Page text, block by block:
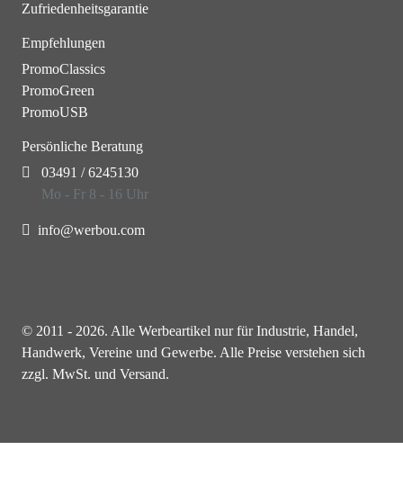
Zufriedenheitsgarantie
Empfehlungen
PromoClassics
PromoGreen
PromoUSB
Persönliche Beratung
03491 / 6245130
Mo - Fr 8 - 16 Uhr
info@werbou.com
© 2011 - 2026. Alle Werbeartikel nur für Industrie, Handel,
Handwerk, Vereine und Gewerbe. Alle Preise verstehen sich
zzgl. MwSt. und Versand.